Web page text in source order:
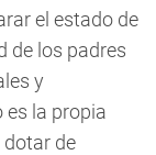
el estado de
de los padres
y
es la propia
dotar de